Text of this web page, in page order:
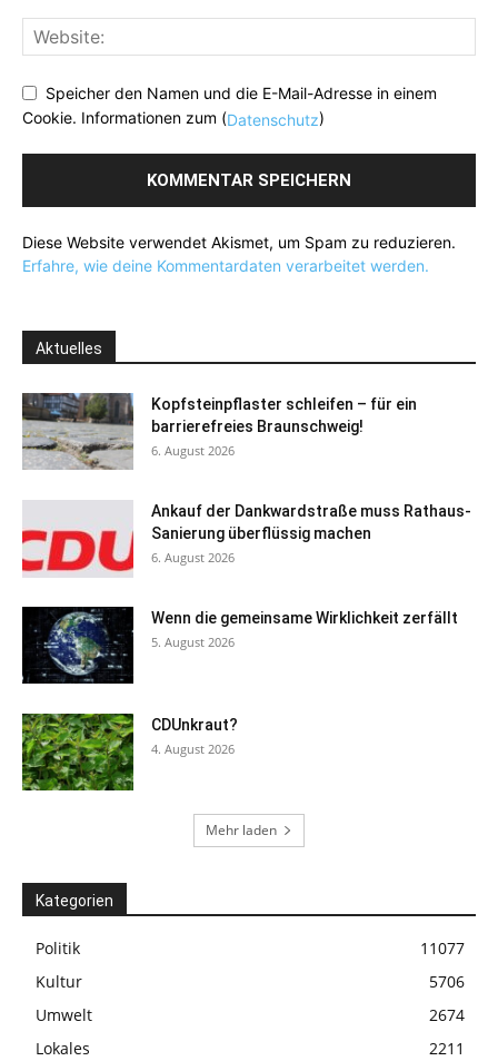
Speicher den Namen und die E-Mail-Adresse in einem
Cookie. Informationen zum (Datenschutz)
Diese Website verwendet Akismet, um Spam zu reduzieren.
Erfahre, wie deine Kommentardaten verarbeitet werden.
Aktuelles
Kopfsteinpflaster schleifen – für ein
barrierefreies Braunschweig!
6. August 2026
Ankauf der Dankwardstraße muss Rathaus-
Sanierung überflüssig machen
6. August 2026
Wenn die gemeinsame Wirklichkeit zerfällt
5. August 2026
CDUnkraut?
4. August 2026
Mehr laden
Kategorien
Politik
11077
Kultur
5706
Umwelt
2674
Lokales
2211